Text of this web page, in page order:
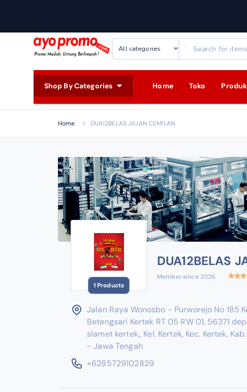
Shop By Categories Home Toko Produk
Home DUA12BELAS JAJAN CEMILAN
1 Products
DUA12BELAS
Member since 2026
Jalan Raya Wonosbo - Purworejo No 185
Betengsari Kertek RT 05 RW 01, 56371
slamet kertek., Kel. Kertek, Kec. Kertek,
- Jawa Tengah
+6285729102829